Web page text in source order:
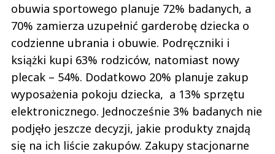
obuwia sportowego planuje 72% badanych, a
70% zamierza uzupełnić garderobę dziecka o
codzienne ubrania i obuwie. Podręczniki i
książki kupi 63% rodziców, natomiast nowy
plecak – 54%. Dodatkowo 20% planuje zakup
wyposażenia pokoju dziecka, a 13% sprzętu
elektronicznego. Jednocześnie 3% badanych nie
podjęło jeszcze decyzji, jakie produkty znajdą
się na ich liście zakupów. Zakupy stacjonarne